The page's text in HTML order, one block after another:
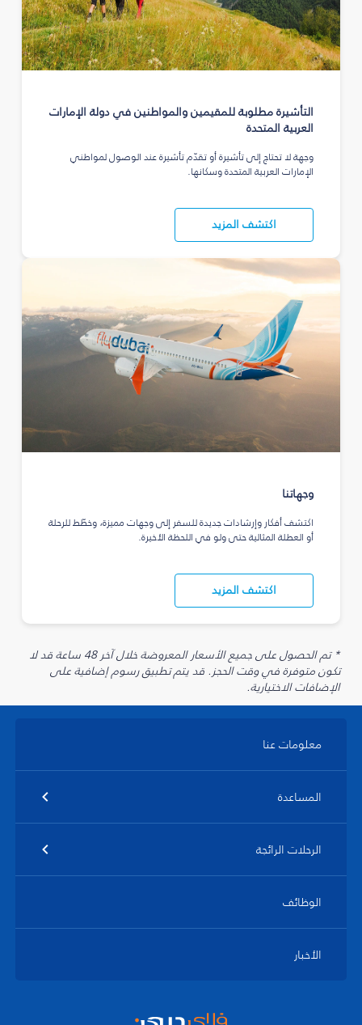
التأشيرة مطلوبة للمقيمين والمواطنين في دولة الإمارات
العربية المتحدة
وجهة لا تحتاج إلى تأشيرة أو تقدّم تأشيرة عند الوصول لمواطني
الإمارات العربية المتحدة وسكانها.
اكتشف المزيد
وجهاتنا
اكتشف أفكار وإرشادات جديدة للسفر إلى وجهات مميزة، وخطّط للرحلة
أو العطلة المثالية حتى ولو في اللحظة الأخيرة.
اكتشف المزيد
* تم الحصول على جميع الأسعار المعروضة خلال آخر 48 ساعة قد لا
تكون متوفرة في وقت الحجز. قد يتم تطبيق رسوم إضافية على
الإضافات الاختيارية.
معلومات عنا
المساعدة
الرحلات الرائجة
الوظائف
الأخبار